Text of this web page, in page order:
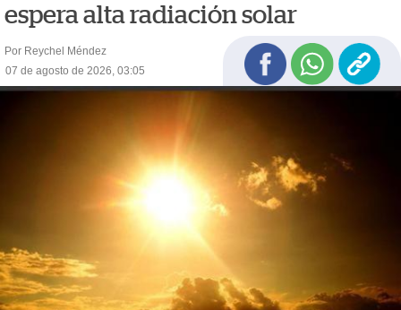
espera alta radiación solar
Por Reychel Méndez
07 de agosto de 2026, 03:05